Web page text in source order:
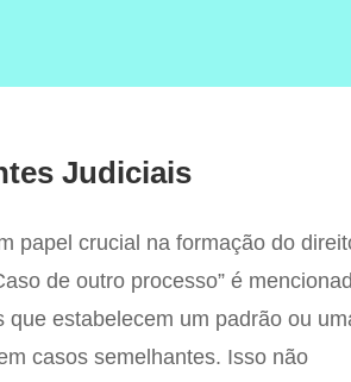
Judiciais
papel crucial na formação do
de outro processo” é
estabelecem um padrão ou
casos semelhantes. Isso não